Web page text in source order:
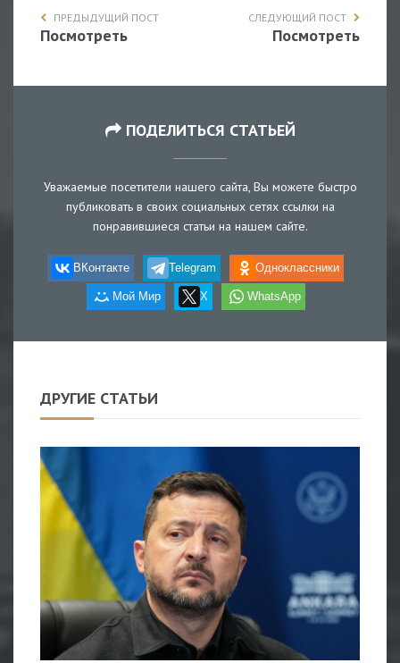
ПРЕДЫДУЩИЙ ПОСТ
Посмотреть
СЛЕДУЮЩИЙ ПОСТ
Посмотреть
ПОДЕЛИТЬСЯ СТАТЬЕЙ
Уважаемые посетители нашего сайта, Вы можете быстро
публиковать в своих социальных сетях ссылки на
понравившиеся статьи на нашем сайте.
ВКонтакте Telegram Одноклассники
Мой Мир X WhatsApp
ДРУГИЕ СТАТЬИ